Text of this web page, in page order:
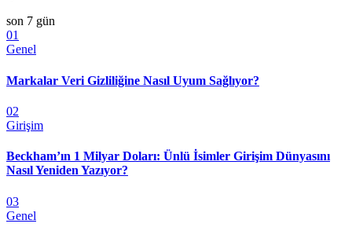
son 7 gün
01
Genel
Markalar Veri Gizliliğine Nasıl Uyum Sağlıyor?
02
Girişim
Beckham’ın 1 Milyar Doları: Ünlü İsimler Girişim Dünyasını
Nasıl Yeniden Yazıyor?
03
Genel